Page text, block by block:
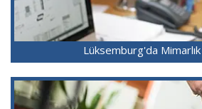
Lüksemburg'da